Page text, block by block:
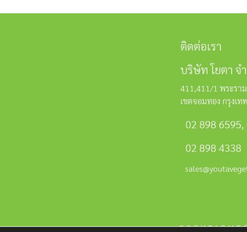
ติดต่อเรา
บริษัท โยตา จ
411,411/1 พระรา
เขตจอมทอง กรุงเ
02 898 6595,
02 898 4338